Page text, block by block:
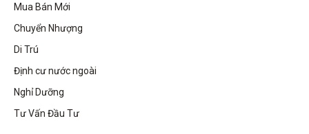
Mua Bán Mới
Chuyển Nhượng
Di Trú
Định cư nước ngoài
Nghỉ Dưỡng
Tư Vấn Đầu Tư